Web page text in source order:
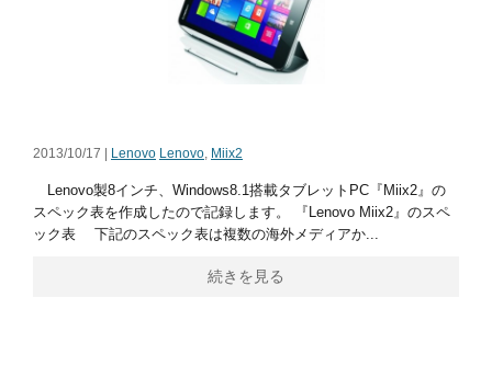
2013/10/17 | Lenovo Lenovo Miix2
Lenovo製8インチ、Windows8.1搭載タブレットPC『Miix2』の
スペック表を作成したので記録します。 『Lenovo Miix2』のスペ
ック表 下記のスペック表は複数の海外メディアか...
続きを見る